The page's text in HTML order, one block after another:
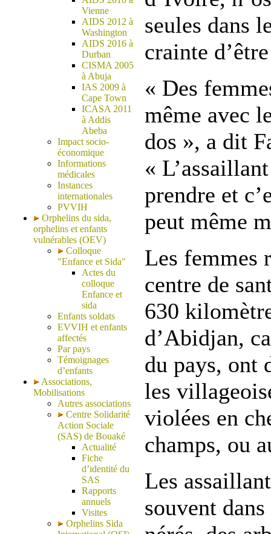
Vienne
AIDS 2012 à
Washington
AIDS 2016 à
Durban
CISMA 2005
à Abuja
IAS 2009 à
Cape Town
ICASA 2011
à Addis
Abeba
Impact socio-
économique
Informations
médicales
Instances
internationales
PVVIH
Orphelins du sida,
orphelins et enfants
vulnérables (OEV)
Colloque
"Enfance et Sida"
Actes du
colloque
Enfance et
sida
Enfants soldats
EVVIH et enfants
affectés
Par pays
Témoignages
d’enfants
Associations,
Mobilisations
Autres associations
Centre Solidarité
Action Sociale
(SAS) de Bouaké
Actualité
Fiche
d’identité du
SAS
Rapports
annuels
Visites
Orphelins Sida
seules dans
crainte
« Des
même avec
dos », a dit
«
prendre et
peut même
Les femmes
centre de
630
d’Abidjan,
du pays, ont
les
violées en
champs, ou
Les
souvent